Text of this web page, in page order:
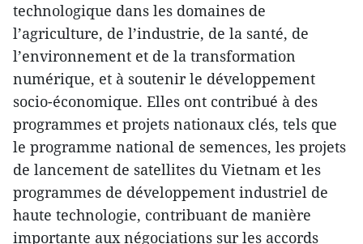
technologique dans les domaines de
l’agriculture, de l’industrie, de la santé, de
l’environnement et de la transformation
numérique, et à soutenir le développement
socio-économique. Elles ont contribué à des
programmes et projets nationaux clés, tels que
le programme national de semences, les projets
de lancement de satellites du Vietnam et les
programmes de développement industriel de
haute technologie, contribuant de manière
importante aux négociations sur les accords